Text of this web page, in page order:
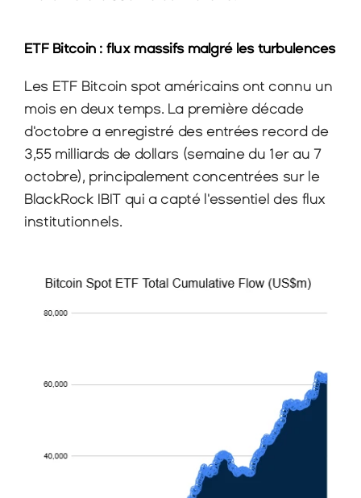
ETF Bitcoin : flux massifs malgré les turbulences
Les ETF Bitcoin spot américains ont connu un
mois en deux temps. La première décade
d'octobre a enregistré des entrées record de
3,55 milliards de dollars (semaine du 1er au 7
octobre), principalement concentrées sur le
BlackRock IBIT qui a capté l'essentiel des flux
institutionnels.